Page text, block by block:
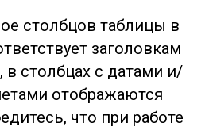
столбцов таблицы в
заголовкам
в столбцах с датами и/
отображаются
что при работе